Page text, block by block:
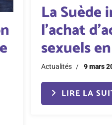
La
l’achat
sexuels
Actualités 9 mars
LIRE LA